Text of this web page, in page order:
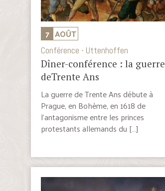
7 AOÛT
Conférence - Uttenhoffen
Dîner-conférence : la guerre
deTrente Ans
La guerre de Trente Ans débute à
Prague, en Bohème, en 1618 de
l’antagonisme entre les princes
protestants allemands du […]